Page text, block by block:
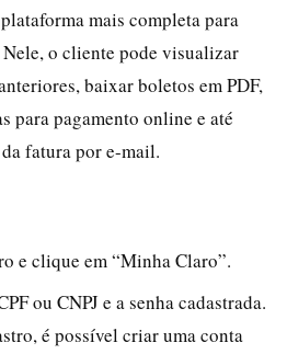
mais completa para
o cliente pode visualizar
baixar boletos em PDF,
para pagamento online e até
fatura por e-mail.
e clique em “Minha Claro”.
ou CNPJ e a senha cadastrada.
é possível criar uma conta